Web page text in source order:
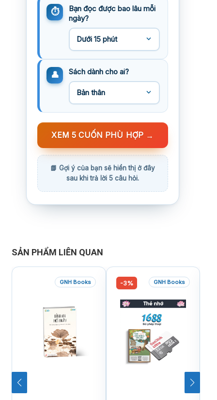
Bạn đọc được bao lâu mỗi
ngày?
Sách dành cho ai?
XEM 5 CUỐN PHÙ HỢP →
SẢN PHẨM LIÊN QUAN
GNH Books -3% GNH Books